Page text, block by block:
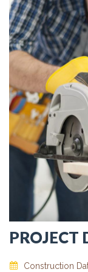
PROJECT
Construction